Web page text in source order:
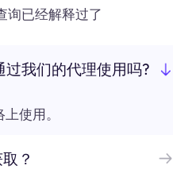
询已经解释过了
过我们的代理使用吗?
使用。
？